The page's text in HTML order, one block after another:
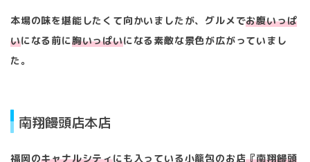
本場の味を堪能したくて向かいましたが、グルメでお腹いっぱ
いになる前に胸いっぱいになる素敵な景色が広がっていまし
た。
南翔饅頭店本店
福岡のキャナルシティにも入っている小籠包のお店『南翔饅頭